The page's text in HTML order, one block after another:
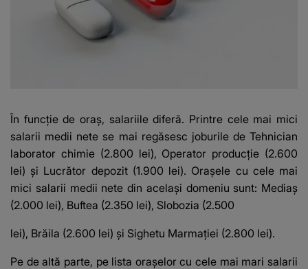
În funcție de oraș, salariile diferă. Printre cele mai mici
salarii medii nete se mai regăsesc joburile de Tehnician
laborator chimie (2.800 lei), Operator producţie (2.600
lei) şi Lucrător depozit (1.900 lei). Oraşele cu cele mai
mici salarii medii nete din acelaşi domeniu sunt: Mediaş
(2.000 lei), Buftea (2.350 lei), Slobozia (2.500
lei), Brăila (2.600 lei) şi Sighetu Marmaţiei (2.800 lei).
Pe de altă parte, pe lista oraşelor cu cele mai mari salarii